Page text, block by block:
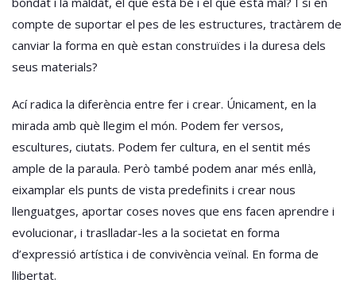
compte de suportar el pes de les estructures, tractàrem de
canviar la forma en què estan construïdes i la duresa dels
seus materials?
Ací radica la diferència entre fer i crear. Únicament, en la
mirada amb què llegim el món. Podem fer versos,
escultures, ciutats. Podem fer cultura, en el sentit més
ample de la paraula. Però també podem anar més enllà,
eixamplar els punts de vista predefinits i crear nous
llenguatges, aportar coses noves que ens facen aprendre i
evolucionar, i traslladar-les a la societat en forma
d’expressió artística i de convivència veïnal. En forma de
llibertat.